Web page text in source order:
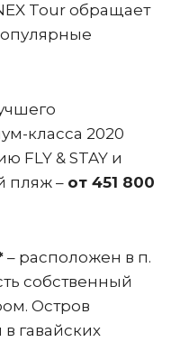
Tour обращает
класса 2020
FLY & STAY и
пляж – от 451 800
– расположен в п.
собственный
Остров
гавайских